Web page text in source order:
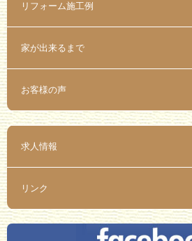
リフォーム施工例
家が出来るまで
お客様の声
求人情報
リンク